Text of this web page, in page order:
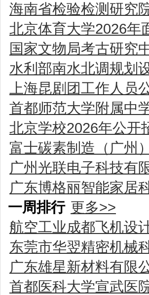
海南省检验检测研究
北京体育大学2026年
国家文物局考古研究
水利部南水北调规划
上海昆剧团工作人员
首都师范大学附属中
北京学校2026年公开
富士碳素制造（广州
广州光联电子科技有
广东博格丽智能家居
一周排行 更多>>
航空工业成都飞机设
东莞市华翌精密机械
广东雄星新材料有限
首都医科大学宣武医